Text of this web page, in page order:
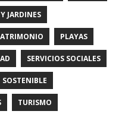
JARDINES
PLAYAS
SERVICIOS SOCIALES
SOSTENIBLE
TURISMO